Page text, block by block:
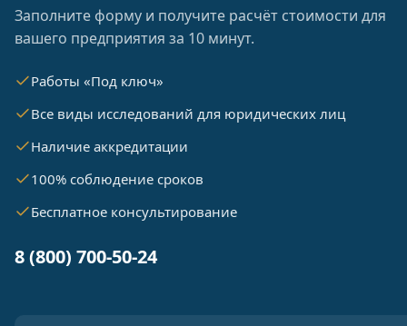
Заполните форму и получите расчёт стоимости для
вашего предприятия за 10 минут.
Работы «Под ключ»
Все виды исследований для юридических лиц
Наличие аккредитации
100% соблюдение сроков
Бесплатное консультирование
8 (800) 700-50-24